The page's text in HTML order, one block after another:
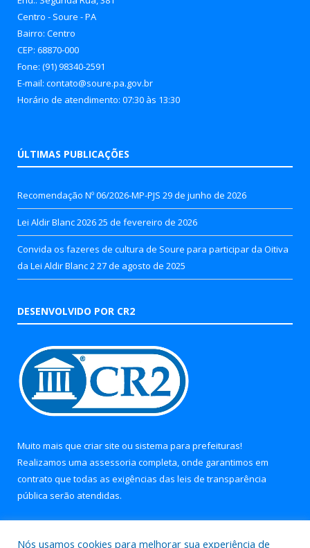
Centro - Soure - PA
Bairro: Centro
CEP: 68870-000
Fone: (91) 98340-2591
E-mail: contato@soure.pa.gov.br
Horário de atendimento: 07:30 às 13:30
ÚLTIMAS PUBLICAÇÕES
Recomendação Nº 06/2026-MP-PJS 29 de junho de 2026
Lei Aldir Blanc 202625 de fevereiro de 2026
Convida os fazeres de cultura de Soure para participar da Oitiva
da Lei Aldir Blanc 2 27 de agosto de 2025
DESENVOLVIDO POR CR2
Muito mais que criar site ou sistema para prefeituras!
Realizamos uma assessoria completa, onde garantimos em
contrato que todas as exigências das leis de transparência
pública serão atendidas.
Nós usamos cookies para melhorar sua experiência de